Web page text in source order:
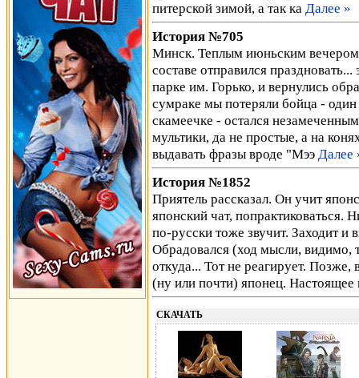
питерской зимой, а так ка Далее »
История №705
Минск. Теплым июньским
составе отправился
парке им. Горько, и вернулись
сумраке мы потеряли бойца -
скамеечке - остался
мультики, да не простые, а на
выдавать фразы вроде "Мээ Далее
История №1852
Приятель рассказал. Он учит
японский чат, попрактиковаться.
по-русски тоже звучит. Заходит и
Обрадовался (ход мысли, видимо,
откуда... Тот не реагирует.
(ну или почти) японец.
СКАЧАТЬ